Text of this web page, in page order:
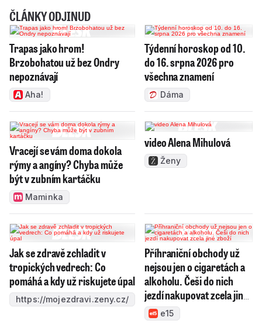
ČLÁNKY ODJINUD
Trapas jako hrom!
Brzobohatou už bez Ondry
nepoznávají
Aha!
Týdenní horoskop od 10.
do 16. srpna 2026 pro
všechna znamení
Dáma
Vracejí se vám doma dokola
rýmy a angíny? Chyba může
být v zubním kartáčku
Maminka
video Alena Mihulová
Ženy
Jak se zdravě zchladit v
tropických vedrech: Co
pomáhá a kdy už riskujete úpal
https://mojezdravi.zeny.cz/
Příhraniční obchody už
nejsou jen o cigaretách a
alkoholu. Češi do nich
jezdí nakupovat zcela jiné
zbožíe15